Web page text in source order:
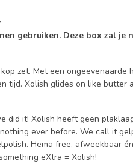
gebruiken. Deze box zal je
zet. Met een ongeëvenaarde
tijd. Xolish glides on like butter
did it! Xolish heeft geen
ever before. We call it
Hema free, afweekbaar
eXtra = Xolish!